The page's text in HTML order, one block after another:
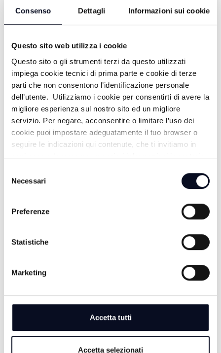
Consenso Dettagli Informazioni sui cookie
Questo sito web utilizza i cookie
Questo sito o gli strumenti terzi da questo utilizzati
impiega cookie tecnici di prima parte e cookie di terze
parti che non consentono l’identificazione personale
dell’utente. Utilizziamo i cookie per consentirti di avere la
migliore esperienza sul nostro sito ed un migliore
servizio. Per negare, acconsentire o limitare l’uso dei
cookie puoi impostare adeguatamente il tuo browser o
seguire le indicazioni qui contenute, che ti invitiamo in
ogni caso a leggere per maggiori informazioni in materia
delNecessari
Preferenze
Statistiche
Marketing
Accetta tutti
Accetta selezionati
TALK 24
TUTTI I PROGRAMMI
VAI AL PALINSESTO
"Dobbiamo farci trovare pronti" | VIDEO